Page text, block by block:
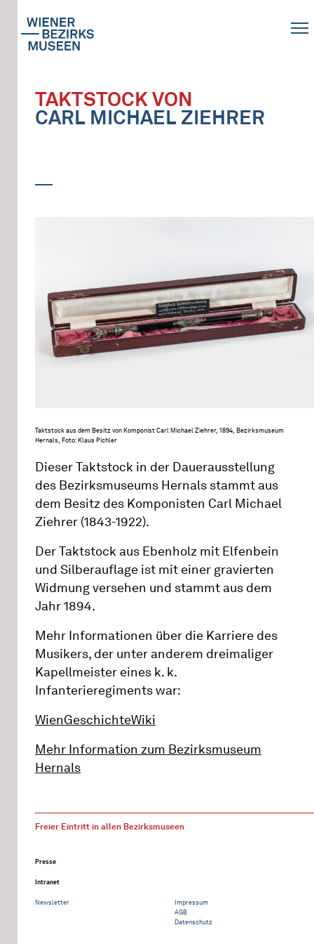
TAKTSTOCK VON
CARL MICHAEL ZIEHRER
Taktstock aus dem Besitz von Komponist Carl Michael Ziehrer, 1894, Bezirksmuseum
Hernals, Foto: Klaus Pichler
Dieser Taktstock in der Dauerausstellung
des Bezirksmuseums Hernals stammt aus
dem Besitz des Komponisten Carl Michael
Ziehrer (1843-1922).
Der Taktstock aus Ebenholz mit Elfenbein
und Silberauflage ist mit einer gravierten
Widmung versehen und stammt aus dem
Jahr 1894.
Mehr Informationen über die Karriere des
Musikers, der unter anderem dreimaliger
Kapellmeister eines k. k.
Infanterieregiments war:
WienGeschichteWiki
Mehr Information zum Bezirksmuseum
Hernals
Freier Eintritt in allen Bezirksmuseen
Presse
Intranet
Newsletter
Impressum
AGB
Datenschutz